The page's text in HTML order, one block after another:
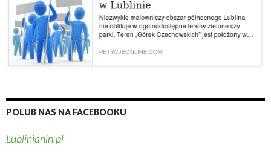
i
a
s
t
a
e
n
y
POLUB NAS NA FACEBOOKU
Lublinianin.pl